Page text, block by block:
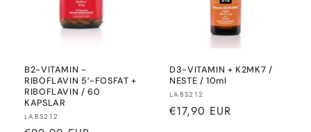
B2-VITAMIN -
RIBOFLAVIN 5’-FOSFAT +
RIBOFLAVIN / 60
KAPSLAR
Säljare:
LABS212
D3-VITAMIN + K2MK7 /
NESTE / 10ml
Säljare:
LABS212
Normalt
€17,90 EUR